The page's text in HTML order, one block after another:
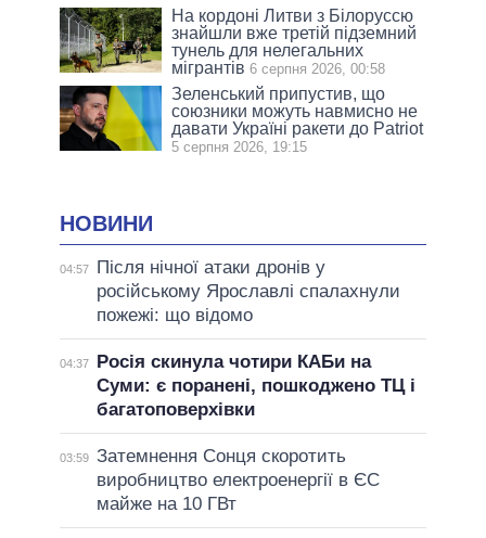
На кордоні Литви з Білоруссю
знайшли вже третій підземний
тунель для нелегальних
мігрантів 6 серпня 2026, 00:58
Зеленський припустив, що
союзники можуть навмисно не
давати Україні ракети до Patriot
5 серпня 2026, 19:15
НОВИНИ
04:57
Після нічної атаки дронів у
російському Ярославлі спалахнули
пожежі: що відомо
04:37
Росія скинула чотири КАБи на
Суми: є поранені, пошкоджено ТЦ і
багатоповерхівки
03:59 Затемнення Сонця скоротить
виробництво електроенергії в ЄС
майже на 10 ГВт